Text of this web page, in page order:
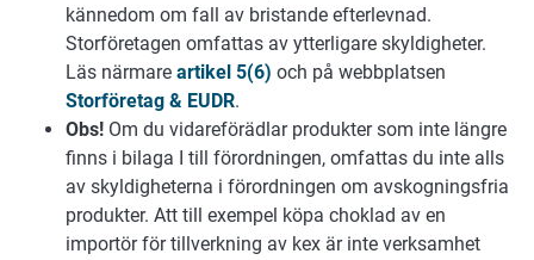
kännedom om fall av bristande efterlevnad.
Storföretagen omfattas av ytterligare skyldigheter.
Läs närmare artikel 5(6) och på webbplatsen
Storföretag & EUDR.
Obs! Om du vidareförädlar produkter som inte längre
finns i bilaga I till förordningen, omfattas du inte alls
av skyldigheterna i förordningen om avskogningsfria
produkter. Att till exempel köpa choklad av en
importör för tillverkning av kex är inte verksamhet